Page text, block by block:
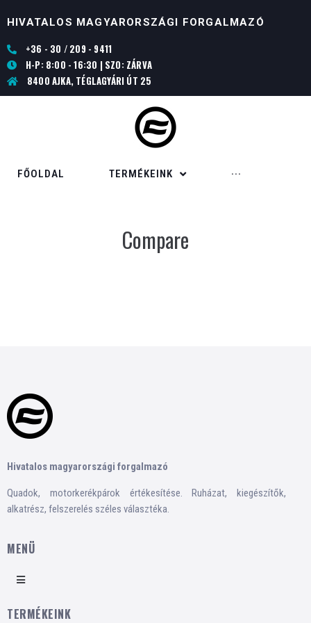
HIVATALOS MAGYARORSZÁGI FORGALMAZÓ
+36 - 30 / 209 - 9411
H-P: 8:00 - 16:30 | SZO: ZÁRVA
8400 AJKA, TÉGLAGYÁRI ÚT 25
FŐOLDAL TERMÉKEINK ···
Compare
Hivatalos magyarországi forgalmazó
Quadok, motorkerékpárok értékesítése. Ruházat, kiegészítők,
alkatrész, felszerelés széles választéka.
MENÜ
TERMÉKEINK